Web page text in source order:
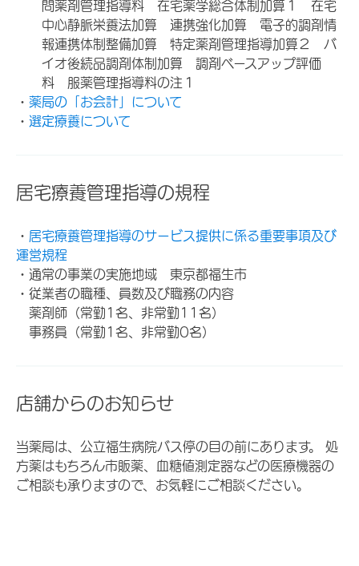
問薬剤管理指導料 在宅薬学総合体制加算１ 在宅
中心静脈栄養法加算 連携強化加算 電子的調剤情
報連携体制整備加算 特定薬剤管理指導加算２ バ
イオ後続品調剤体制加算 調剤ベースアップ評価
料 服薬管理指導料の注１
・ 薬局の「お会計」について
・ 選定療養について
居宅療養管理指導の規程
・ 居宅療養管理指導のサービス提供に係る重要事項及び
運営規程
・通常の事業の実施地域 東京都福生市
・従業者の職種、員数及び職務の内容
薬剤師（常勤1名、非常勤11名）
事務員（常勤1名、非常勤0名）
店舗からのお知らせ
当薬局は、公立福生病院バス停の目の前にあります。 処
方薬はもちろん市販薬、血糖値測定器などの医療機器の
ご相談も承りますので、お気軽にご相談ください。